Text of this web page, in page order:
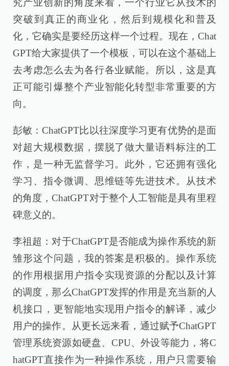
究产业创新的角度来看，一个行业它从技术的
突破到真正的商业化，然后到规模化和普及
化，它确实是要经历这样一个过程。现在，Chat
GPT给大家提供了一个模板，可以在这个基础上
去考虑怎么去为各行各业赋能。所以，这是真
正可能引爆整个产业智能化转型非常重要的方
向。
彭敏：ChatGPT比以往深度学习更有优势的是面
对超大规模数据，摆脱了做大量语料标注的工
作，是一种无监督学习。此外，它还拥有强化
学习、指令微调、思维链等先进技术。从技术
的角度，ChatGPT对于整个人工智能是具有里程
碑意义的。
李祖超：对于ChatGPT是否能成为操作系统的新
雏形这个问题，我的答案是积极的。操作系统
的作用根据用户指令实现资源的分配以及计算
的调度，那么ChatGPT发挥的作用是充当新的人
机接口，更智能地实现用户指令的解译，减少
用户的操作。从更长远来看，通过赋予ChatGPT
管理系统资源如硬盘、CPU、外设等能力，将C
hatGPT直接作为一种操作系统，用户只需要输